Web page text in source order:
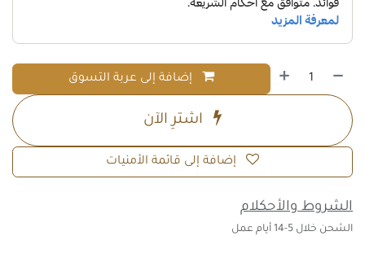
إضافة إلى عربة التسوق
اشترِ الآن
إضافة إلى قائمة الأمنيات
الشروط والأحكلام
الشحن خلال 5-14 أيام عمل